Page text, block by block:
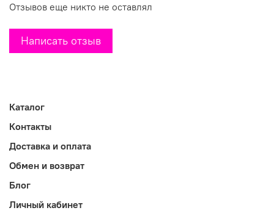
Отзывов еще никто не оставлял
Написать отзыв
Каталог
Контакты
Доставка и оплата
Обмен и возврат
Блог
Личный кабинет